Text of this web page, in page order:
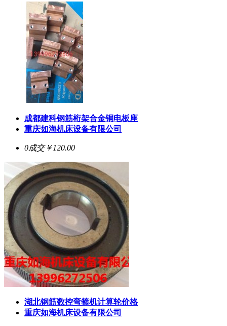
成都建科钢筋桁架合金铜电板座
重庆如海机床设备有限公司
0成交￥120.00
湖北钢筋数控弯箍机计算轮价格
重庆如海机床设备有限公司